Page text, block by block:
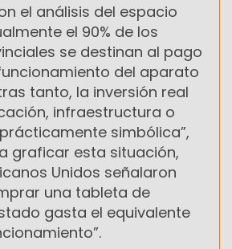
el análisis del espacio
el 90% de los
se destinan al pago
del aparato
tanto, la inversión real
infraestructura o
simbólica”,
graficar esta situación,
Unidos señalaron
una tableta de
gasta el equivalente